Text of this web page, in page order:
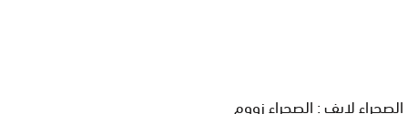
الصحراء لايف : الصحراء زووم